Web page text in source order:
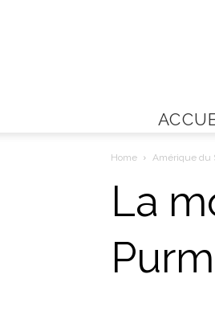
Home Amérique du
La